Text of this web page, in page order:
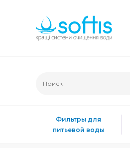
Фильтры для
питьевой воды